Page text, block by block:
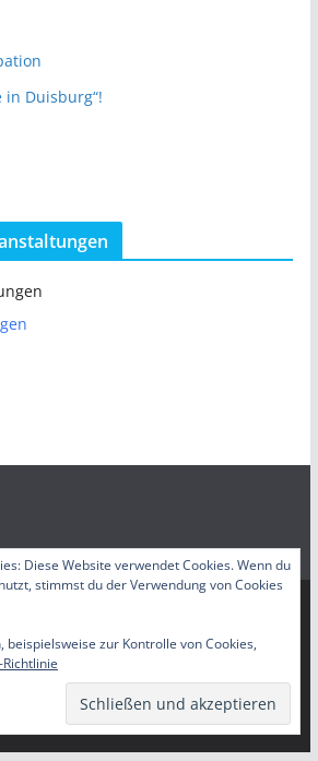
in Duisburg“!
Duisburg – Servicestelle
Rechte vorbehalten.
von ThemeGrill. Präsentiert von
WordPress.
Diese Website verwendet Cookies. Wenn du
stimmst du der Verwendung von Cookies
zur Kontrolle von Cookies,